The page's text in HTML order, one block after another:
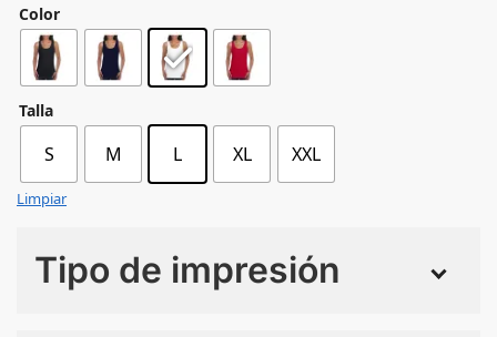
Color
Talla
S M L XL XXL
Limpiar
Tipo de impresión